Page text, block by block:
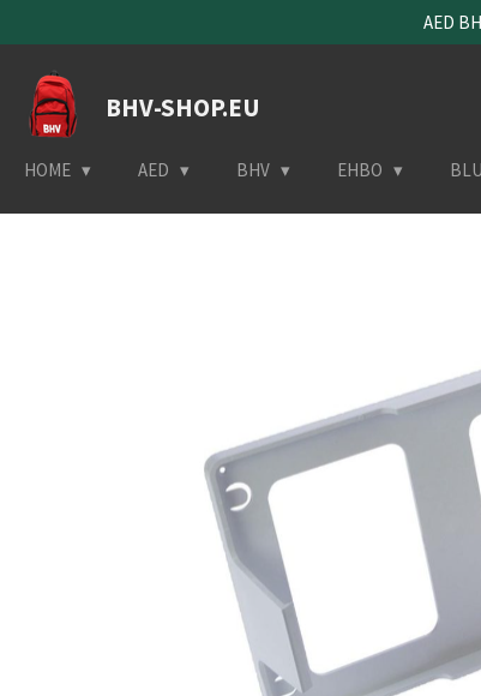
direct
naar
hoofdinhoud
AED
BHV-SHOP.EU
HOME AED BHV EHBO